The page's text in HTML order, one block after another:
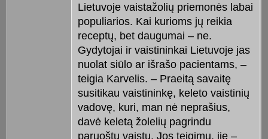
Lietuvoje vaistažolių priemonės labai
populiarios. Kai kurioms jų reikia
receptų, bet daugumai – ne.
Gydytojai ir vaistininkai Lietuvoje jas
nuolat siūlo ar išrašo pacientams, –
teigia Karvelis. – Praeitą savaitę
susitikau vaistininkę, keleto vaistinių
vadovę, kuri, man nė neprašius,
davė keletą žolelių pagrindu
paruoštų vaistų. Jos teigimu, jie –